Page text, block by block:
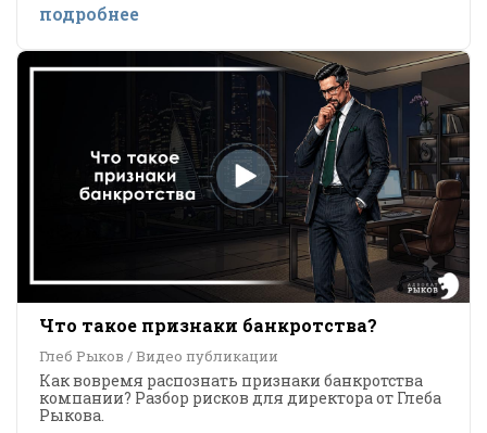
подробнее
Что такое признаки банкротства?
Глеб Рыков / Видео публикации
Как вовремя распознать признаки банкротства
компании? Разбор рисков для директора от Глеба
Рыкова.